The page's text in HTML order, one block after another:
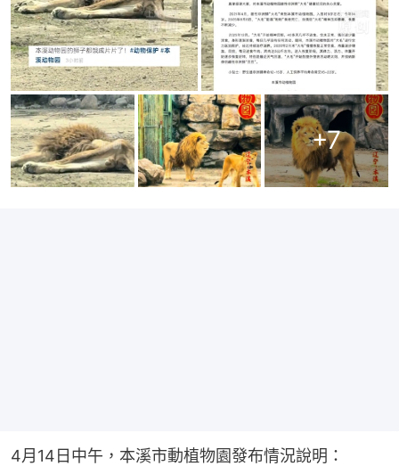
+7
4月14日中午，本溪市動植物園發布情況說明：